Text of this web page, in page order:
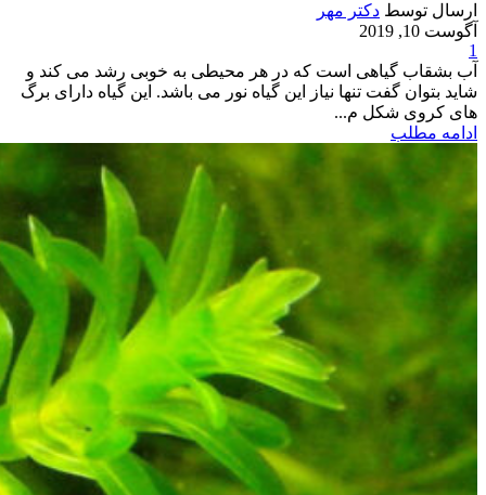
ارسال توسط دکتر مهر
آگوست 10, 2019
1
آب بشقاب گیاهی است که در هر محیطی به خوبی رشد می کند و
شاید بتوان گفت تنها نیاز این گیاه نور می باشد. این گیاه دارای برگ
های کروی شکل م...
ادامه مطلب